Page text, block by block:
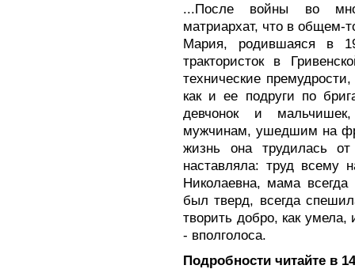
...После войны во
матриархат, что в общем-
Мария, родившаяся в
трактористок в
технические
как и ее подруги по
девчонок и
мужчинам, ушедшим на
жизнь она трудилась
наставляла: труд всему
Николаевна, мама
был тверд, всегда
творить добро, как умела,
- вполголоса.
Подробности читайте в